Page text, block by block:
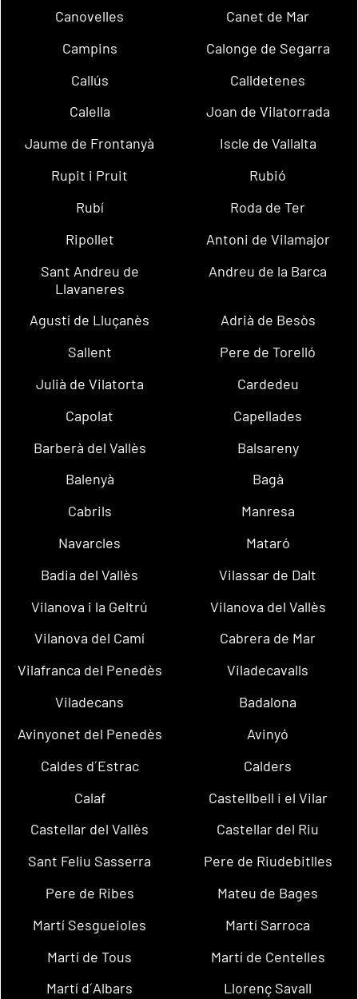
Canovelles
Canet de Mar
Campins
Calonge de Segarra
Callús
Calldetenes
Calella
Joan de Vilatorrada
Jaume de Frontanyà
Iscle de Vallalta
Rupit i Pruit
Rubió
Rubí
Roda de Ter
Ripollet
Antoni de Vilamajor
Sant Andreu de
Llavaneres
Andreu de la Barca
Agustí de Lluçanès
Adrià de Besòs
Sallent
Pere de Torelló
Julià de Vilatorta
Cardedeu
Capolat
Capellades
Barberà del Vallès
Balsareny
Balenyà
Bagà
Cabrils
Manresa
Navarcles
Mataró
Badia del Vallès
Vilassar de Dalt
Vilanova i la Geltrú
Vilanova del Vallès
Vilanova del Camí
Cabrera de Mar
Vilafranca del Penedès
Viladecavalls
Viladecans
Badalona
Avinyonet del Penedès
Avinyó
Caldes d´Estrac
Calders
Calaf
Castellbell i el Vilar
Castellar del Vallès
Castellar del Riu
Sant Feliu Sasserra
Pere de Riudebitlles
Pere de Ribes
Mateu de Bages
Martí Sesgueioles
Martí Sarroca
Martí de Tous
Martí de Centelles
Martí d´Albars
Llorenç Savall